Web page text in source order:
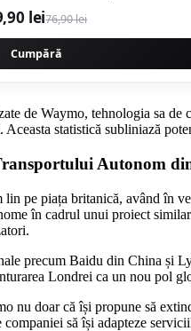
lei76,90 lei
Cumpără
de Waymo, tehnologia sa de
statistică subliniază
Autonom
pe piața britanică, având în
în cadrul unui proiect
precum Baidu din China și
Londrei ca un nou pol
nu doar că își propune să
să își adapteze